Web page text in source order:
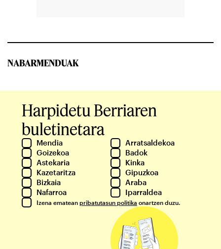
NABARMENDUAK
Harpidetu Berriaren
buletinetara
Mendia
Arratsaldekoa
Goizekoa
Badok
Astekaria
Kinka
Kazetaritza
Gipuzkoa
Bizkaia
Araba
Nafarroa
Iparraldea
Izena ematean pribatutasun politika onartzen duzu.